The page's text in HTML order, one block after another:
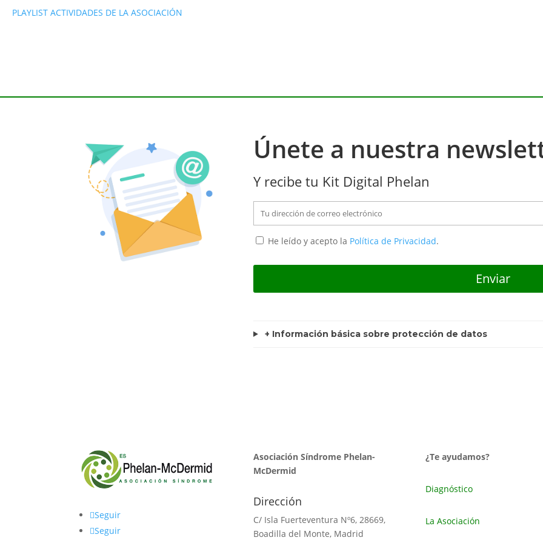
PLAYLIST ACTIVIDADES DE LA ASOCIACIÓN
Únete a nuestra
Y recibe tu Kit Digital Phelan
He leído y acepto la Política de Privacidad.
+ Información básica sobre protección de datos
Seguir
Seguir
Asociación Síndrome Phelan-
McDermid
Dirección
C/ Isla Fuerteventura Nº6, 28669,
Boadilla del Monte, Madrid
¿Te ayudamos?
Diagnóstico
La Asociación